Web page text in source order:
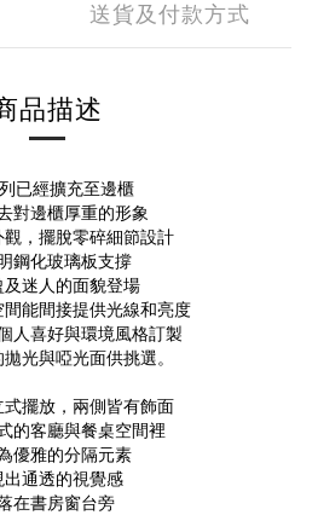
送貨及付款方式
品描述
已經擴充至邊櫃
對邊櫃厚重的形象
，擺脫零碎細節設計
鋼化玻璃板支撐
及迷人的面貌登場
能間接提供光線和亮度
人喜好與環境風格訂製
光與啞光面供挑選。
擺放，兩側皆有飾面
的客廳與餐桌空間裡
優雅的分隔元素
出通透的視覺感
在書房窗台旁